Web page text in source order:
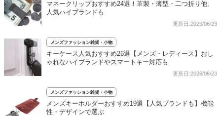
マネークリップおすすめ24選！革製・薄型・二つ折り他、
人気ハイブランドも
更新日:2026/06/23
メンズファッション雑貨・小物
キーケース人気おすすめ26選【メンズ・レディース】おし
ゃれなハイブランドやスマートキー対応も
更新日:2026/06/23
メンズファッション雑貨・小物
メンズキーホルダーおすすめ19選【人気ブランドも】機能
性・デザインで選ぶ